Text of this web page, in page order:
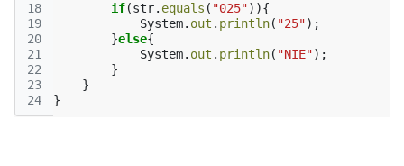
18
19
20
21
22
23
24
if(str. equals ( "025")){
System. out . println( "25");
}else{
System. out . println( "NIE");
}
}
}